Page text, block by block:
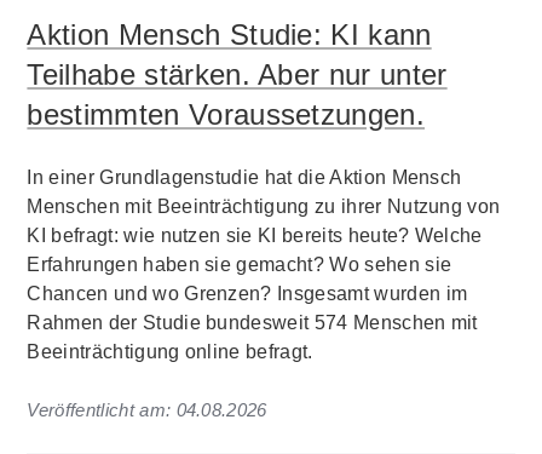
Aktion Mensch Studie: KI kann
Teilhabe stärken. Aber nur unter
bestimmten Voraussetzungen.
In einer Grundlagenstudie hat die Aktion Mensch
Menschen mit Beeinträchtigung zu ihrer Nutzung von
KI befragt: wie nutzen sie KI bereits heute? Welche
Erfahrungen haben sie gemacht? Wo sehen sie
Chancen und wo Grenzen? Insgesamt wurden im
Rahmen der Studie bundesweit 574 Menschen mit
Beeinträchtigung online befragt.
Veröffentlicht am: 04.08.2026